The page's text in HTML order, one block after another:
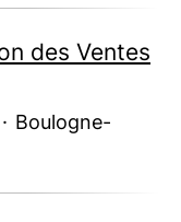
des Ventes
· Boulogne-